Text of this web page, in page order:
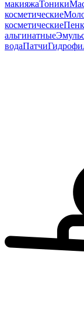
макияжаТоники
косметические
косметические
альгинатные
водаПатчи